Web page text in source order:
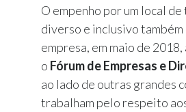
O empenho por um local
diverso e inclusivo também
empresa, em maio de
o Fórum de Empresas e
ao lado de outras grandes
trabalham pelo respeito